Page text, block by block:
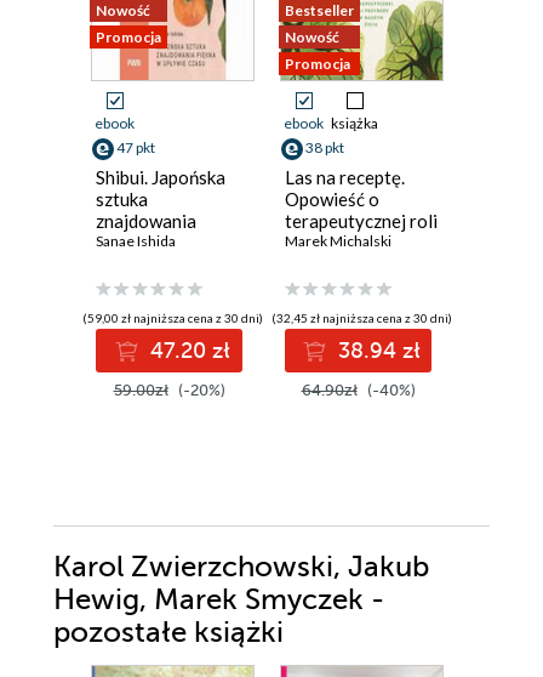
Nowość
Promocja
ebook
47 pkt
Shibui. Japońska
sztuka
znajdowania
piękna w upływie
Sanae Ishida
(59,00 zł najniższa cena z 30 dni)
47.20 zł
59.00zł (-20%)
Bestseller
Nowość
Promocja
ebook książka
38 pkt
Las na receptę.
Opowieść o
terapeutycznej roli
przyrody w naszym
Marek Michalski
(32,45 zł najniższa cena z 30 dni)
38.94 zł
64.90zł (-40%)
Karol Zwierzchowski, Jakub
Hewig, Marek Smyczek -
pozostałe książki